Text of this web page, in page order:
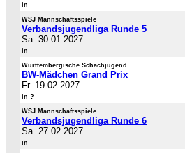
in
WSJ Mannschaftsspiele
Verbandsjugendliga Runde 5
Sa. 30.01.2027
in
Württembergische Schachjugend
BW-Mädchen Grand Prix
Fr. 19.02.2027
in ?
WSJ Mannschaftsspiele
Verbandsjugendliga Runde 6
Sa. 27.02.2027
in